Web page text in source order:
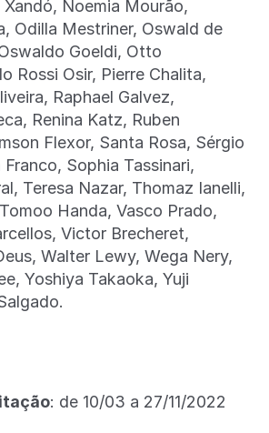
Noemia Mourão,
Odilla Mestriner, Oswald de
Goeldi, Otto
Rossi Osir, Pierre Chalita,
Raphael Galvez,
Renina Katz, Ruben
Flexor, Santa Rosa, Sérgio
Sophia Tassinari,
Teresa Nazar, Thomaz Ianelli,
Handa, Vasco Prado,
Victor Brecheret,
Walter Lewy, Wega Nery,
Yoshiya Takaoka, Yuji
: de 10/03 a 27/11/2022